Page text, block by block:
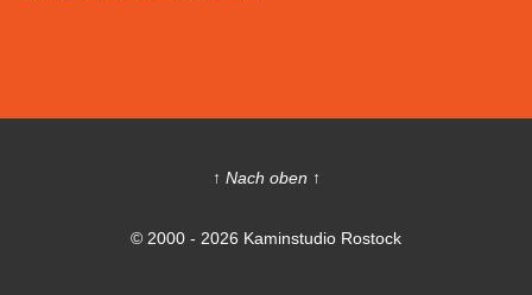
↑ Nach oben ↑
© 2000 - 2026 Kaminstudio Rostock